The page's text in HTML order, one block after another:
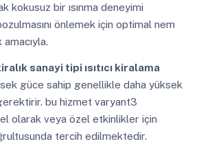
kokusuz bir ısınma deneyimi
önlemek için optimal nem
sanayi tipi ısıtıcı kiralama
güce sahip genellikle daha yüksek
bu hizmet varyant3
olarak veya özel etkinlikler için
tercih edilmektedir.